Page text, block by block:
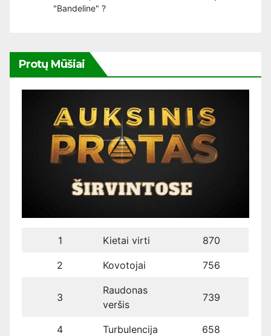
"Bandeline" ?
Protų Mūšiai
1 Kietai virti 870
2 Kovotojai 756
3
Raudonas
veršis
739
4 Turbulencija 658